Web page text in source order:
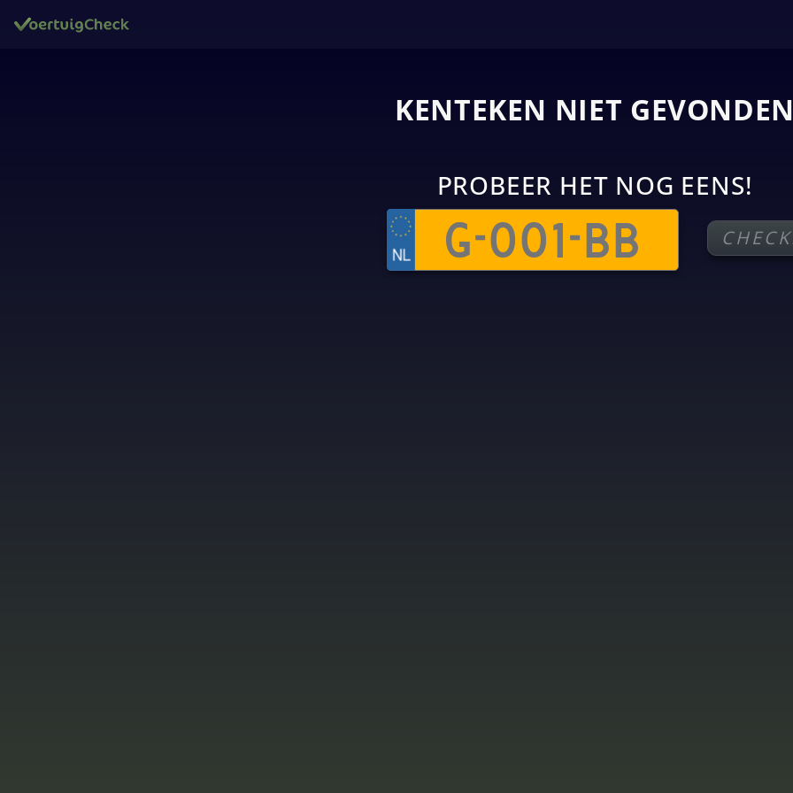
KENTEKEN NIET GEVONDEN
PROBEER HET NOG EENS!